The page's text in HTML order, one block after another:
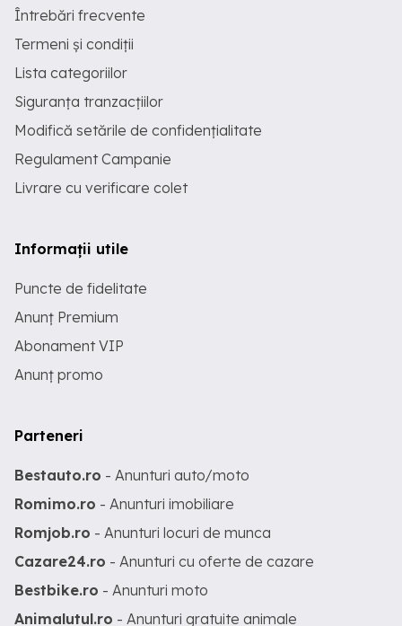
Întrebări frecvente
Termeni și condiții
Lista categoriilor
Siguranța tranzacțiilor
Modifică setările de confidențialitate
Regulament Campanie
Livrare cu verificare colet
Informații utile
Puncte de fidelitate
Anunț Premium
Abonament VIP
Anunț promo
Parteneri
Bestauto.ro - Anunturi auto/moto
Romimo.ro - Anunturi imobiliare
Romjob.ro - Anunturi locuri de munca
Cazare24.ro - Anunturi cu oferte de cazare
Bestbike.ro - Anunturi moto
Animalutul.ro - Anunturi gratuite animale